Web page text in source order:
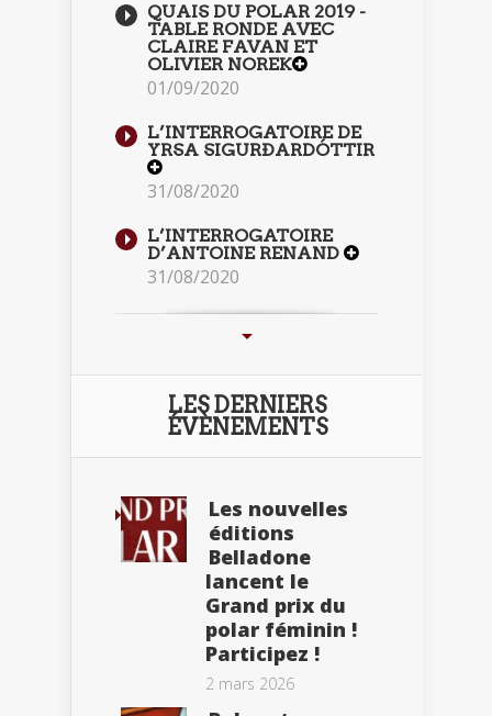
QUAIS DU POLAR 2019 -
TABLE RONDE AVEC
CLAIRE FAVAN ET
OLIVIER NOREK
01/09/2020
L’INTERROGATOIRE DE
YRSA SIGURÐARDÓTTIR
31/08/2020
L’INTERROGATOIRE
D’ANTOINE RENAND
31/08/2020
LES DERNIERS
ÉVÈNEMENTS
Les nouvelles
éditions
Belladone
lancent le
Grand prix du
polar féminin !
Participez !
2 mars 2026